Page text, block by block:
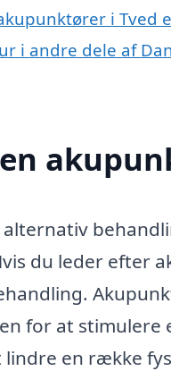
i Tved
i andre dele af
du leder efter
for at stimulere
en række